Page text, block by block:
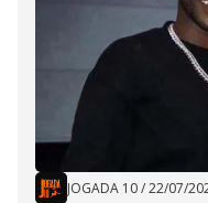
JOGADA 10/22/07/